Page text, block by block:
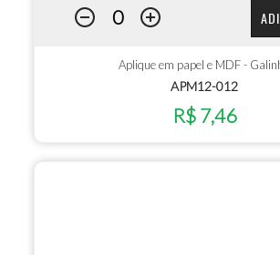
Aplique em papel e MDF -
APM12-012
R$ 7,46